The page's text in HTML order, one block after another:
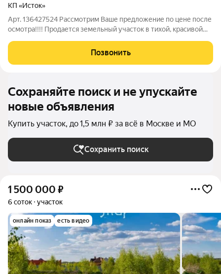
КП «Исток»
Арт. 136427524 Рассмотрим Ваше предложение по цене после
осмотра!!!! Продается земельный участок в тихой, красивой
участка, электричество проходит по границе, всего в 3 км.
расположен храм,
Позвонить
Сохраняйте поиск и не упускайте
новые объявления
Купить участок, до 1,5 млн ₽ за всё в Москве и МО
Сохранить поиск
1 500 000 ₽
6 соток участок
онлайн показ есть видео